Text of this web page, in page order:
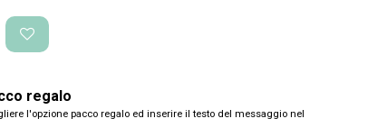
regalo
l'opzione pacco regalo ed inserire il testo del messaggio nel